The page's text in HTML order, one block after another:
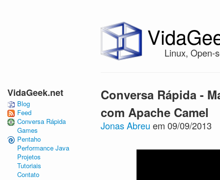
Linux, Open-
Conversa Rápida -
com Apache Camel
Jonas Abreu em 09/09/2013
VidaGeek.net
Blog
Feed
Conversa Rápida
Games
Pentaho
Performance Java
Projetos
Tutoriais
Contato